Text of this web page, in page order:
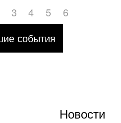
3 4 5
6
события
Новости